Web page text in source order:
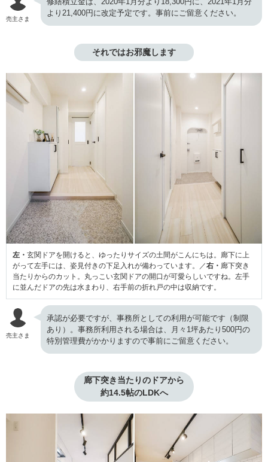
売主さま
より21,400円に改定予定です。事前にご留意ください。
それではお邪魔します
左・ 玄関ドアを開けると、ゆったりサイズの土間がこんにちは。廊下に上
がって左手には、姿見付きの下足入れが備わっています。／右・ 廊下突き
当たりからのカット。丸っこい玄関ドアの開口が可愛らしいですね。左手
に並んだドアの先は水まわり、右手前の折れ戸の中は収納です。
売主さま
承認が必要ですが、事務所としての利用が可能です（制限
あり）。事務所利用される場合は、月々1坪あたり500円の
特別管理費がかかりますので事前にご留意ください。
廊下突き当たりのドアから
約14.5帖のLDKへ